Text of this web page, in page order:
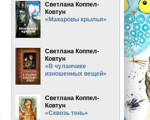
Светлана Коппел-
Ковтун
«Макаровы крылья»
Светлана Коппел-
Ковтун
«В чуланчике
изношенных вещей»
Светлана Коппел-
Ковтун
«Сквозь тень»